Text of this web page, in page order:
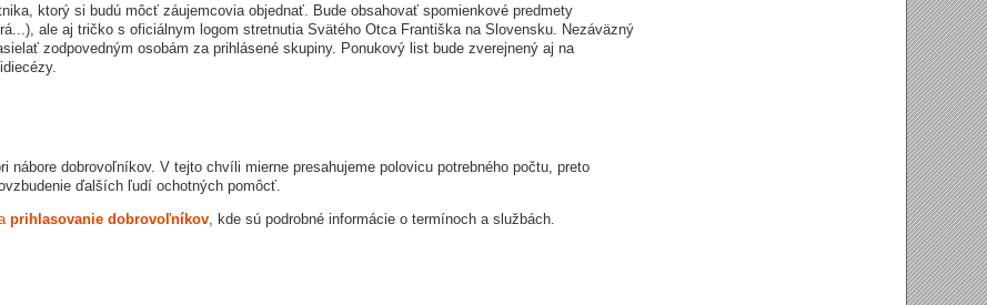
ktorý si budú môcť záujemcovia objednať. Bude obsahovať spomienkové predmety
ale aj tričko s oficiálnym logom stretnutia Svätého Otca Františka na Slovensku. Nezáväzný
zodpovedným osobám za prihlásené skupiny. Ponukový list bude zverejnený aj na
nábore dobrovoľníkov. V tejto chvíli mierne presahujeme polovicu potrebného počtu, preto
ďalších ľudí ochotných pomôcť.
prihlasovanie dobrovoľníkov, kde sú podrobné informácie o termínoch a službách.